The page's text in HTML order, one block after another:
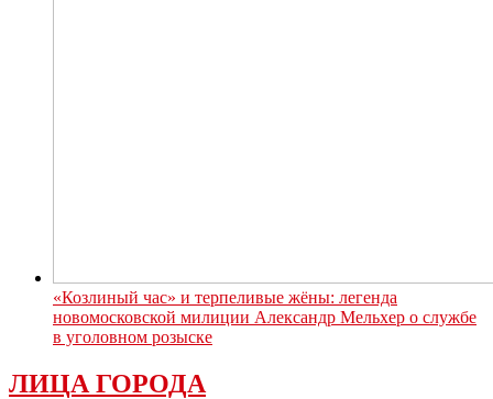
«Козлиный час» и терпеливые жёны: легенда
новомосковской милиции Александр Мельхер о службе
в уголовном розыске
ЛИЦА ГОРОДА